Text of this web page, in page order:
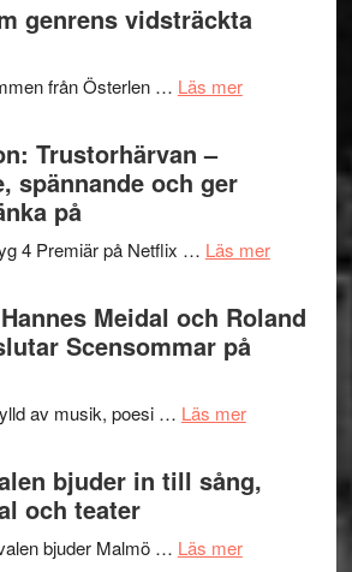
och
Dana
grönaste
gräset
en
hjärtevarm
genrens vidsträckta
från Österlen … Läs merom
–
Delvis
bortom
terräng
Trustorhärvan –
spännande och ger
på
4 Premiär på Netflix … Läs merom
–
Meidal och Roland
Scensommar på
av musik, poesi … Läs merom
Hannes
bjuder in till sång,
och teater
bjuder Malmö … Läs merom